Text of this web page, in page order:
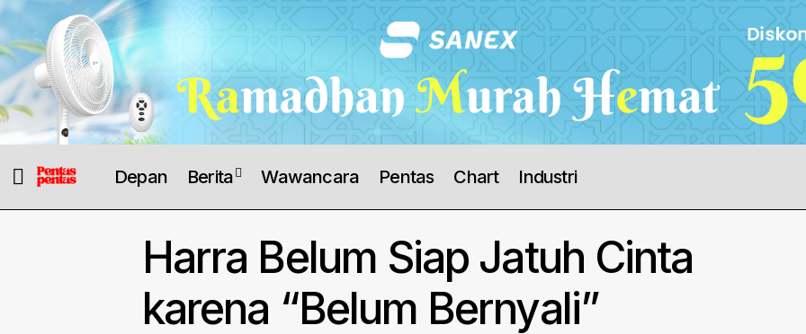
Depan Berita Wawancara Pentas Chart Industri
Harra Belum Siap Jatuh Cinta
karena “Belum Bernyali”